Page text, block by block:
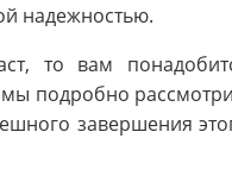
надежностью.
то вам
мы подробно
завершения